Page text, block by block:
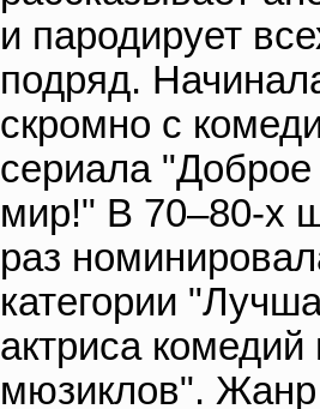
и пародирует
подряд.
скромно с
сериала "Доброе
мир!" В 70–80-х
раз
категории
актриса комедий
мюзиклов". Жанр